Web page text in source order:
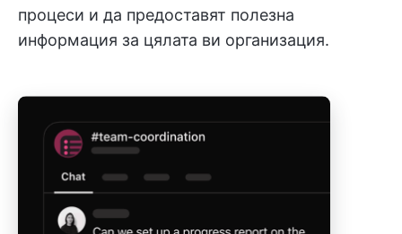
процеси и да предоставят полезна
информация за цялата ви организация.